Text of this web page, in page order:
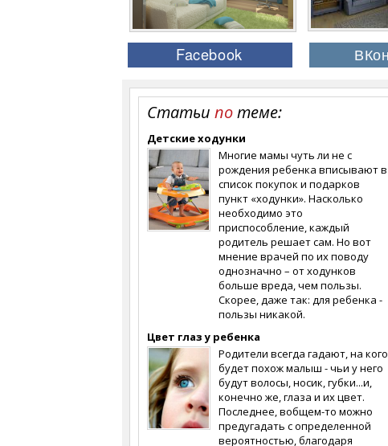
Статьи потеме:
Детские ходунки
Многие мамы чуть ли не с
рождения ребенка вписывают в
список покупок и подарков
пункт «ходунки». Насколько
необходимо это
приспособление, каждый
родитель решает сам. Но вот
мнение врачей по их поводу
однозначно – от ходунков
больше вреда, чем пользы.
Скорее, даже так: для ребенка -
пользы никакой.
Цвет глаз у ребенка
Родители всегда гадают, на кого
будет похож малыш - чьи у него
будут волосы, носик, губки...и,
конечно же, глаза и их цвет.
Последнее, вобщем-то можно
предугадать с определенной
вероятноcтью, благодаря